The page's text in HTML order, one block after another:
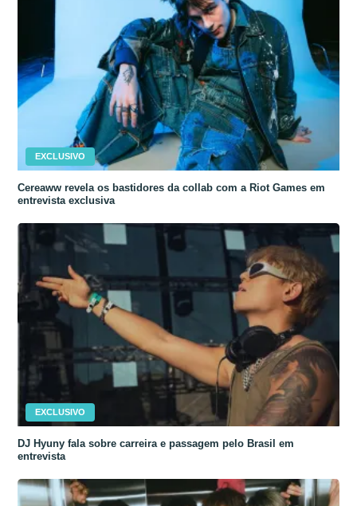
EXCLUSIVO
Cereaww revela os bastidores da collab com a Riot Games em
entrevista exclusiva
EXCLUSIVO
DJ Hyuny fala sobre carreira e passagem pelo Brasil em
entrevista